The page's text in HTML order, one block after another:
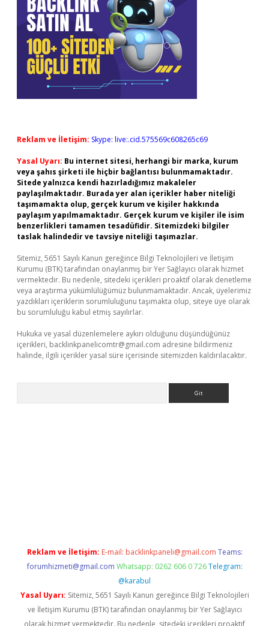
Reklam ve İletişim: Skype: live:.cid.575569c608265c69
Yasal Uyarı: Bu internet sitesi, herhangi bir marka, kurum
veya şahıs şirketi ile hiçbir bağlantısı bulunmamaktadır.
Sitede yalnızca kendi hazırladığımız makaleler
paylaşılmaktadır. Burada yer alan içerikler haber niteliği
taşımamakta olup, gerçek kurum ve kişiler hakkında
paylaşım yapılmamaktadır. Gerçek kurum ve kişiler ile isim
benzerlikleri tamamen tesadüfidir. Sitemizdeki bilgiler
taslak halindedir ve tavsiye niteliği taşımazlar.
Sitemiz, 5651 Sayılı Kanun gereğince Bilgi Teknolojileri ve İletişim
Kurumu (BTK) tarafından onaylanmış bir Yer Sağlayıcı olarak hizmet
vermektedir. Bu nedenle, sitedeki içerikleri proaktif olarak denetleme
veya araştırma yükümlülüğümüz bulunmamaktadır. Ancak, üyelerimiz
yazdıkları içeriklerin sorumluluğunu taşımakta olup, siteye üye olarak
bu sorumluluğu kabul etmiş sayılırlar.
Hukuka ve yasal düzenlemelere aykırı olduğunu düşündüğünüz
içerikleri, backlinkpanelicomtr@gmail.com adresine bildirmeniz
halinde, ilgili içerikler yasal süre içerisinde sitemizden kaldırılacaktır.
Reklam ve İletişim: E-mail: backlinkpaneli@gmail.com Teams:
forumhizmeti@gmail.com Whatsapp: 0262 606 0 726 Telegram:
@karabul
Yasal Uyarı: Sitemiz, 5651 Sayılı Kanun gereğince Bilgi Teknolojileri
ve İletişim Kurumu (BTK) tarafından onaylanmış bir Yer Sağlayıcı
olarak hizmet vermektedir. Bu nedenle, sitedeki içerikleri proaktif